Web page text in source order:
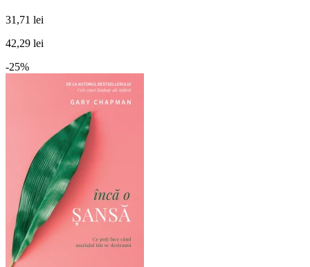
31,71 lei
42,29 lei
-25%